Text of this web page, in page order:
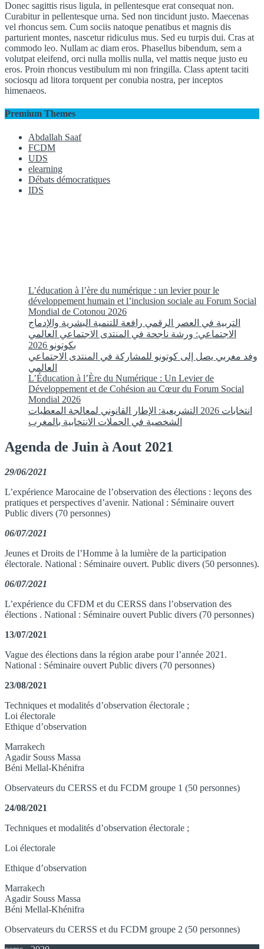
Donec sagittis risus ligula, in pellentesque erat consequat non.
Curabitur in pellentesque urna. Sed non tincidunt justo. Maecenas
vel rhoncus sem. Cum sociis natoque penatibus et magnis dis
parturient montes, nascetur ridiculus mus. Sed eu turpis dui. Cras at
commodo leo. Nullam ac diam eros. Phasellus bibendum, sem a
volutpat eleifend, orci nulla mollis nulla, vel mattis neque justo eu
eros. Proin rhoncus vestibulum mi non fringilla. Class aptent taciti
sociosqu ad litora torquent per conubia nostra, per inceptos
himenaeos.
Premium Themes
Abdallah Saaf
FCDM
UDS
elearning
Débats démocratiques
IDS
L’éducation à l’ère du numérique : un levier pour le
développement humain et l’inclusion sociale au Forum Social
Mondial de Cotonou 2026
التربية في العصر الرقمي رافعة للتنمية البشرية والإدماج
الاجتماعي: ورشة ناجحة في المنتدى الاجتماعي العالمي
بكوتونو 2026
وفد مغربي يصل إلى كوتونو للمشاركة في المنتدى الاجتماعي
العالمي
L’Éducation à l’Ère du Numérique : Un Levier de
Développement et de Cohésion au Cœur du Forum Social
Mondial 2026
انتخابات 2026 التشريعية: الإطار القانوني لمعالجة المعطيات
الشخصية في الحملات الانتخابية بالمغرب
Agenda de Juin à Aout 2021
29/06/2021
L’expérience Marocaine de l’observation des élections : leçons des
pratiques et perspectives d’avenir. National : Séminaire ouvert
Public divers (70 personnes)
06/07/2021
Jeunes et Droits de l’Homme à la lumière de la participation
électorale. National : Séminaire ouvert. Public divers (50 personnes).
06/07/2021
L’expérience du CFDM et du CERSS dans l’observation des
élections . National : Séminaire ouvert Public divers (70 personnes)
13/07/2021
Vague des élections dans la région arabe pour l’année 2021.
National : Séminaire ouvert Public divers (70 personnes)
23/08/2021
Techniques et modalités d’observation électorale ;
Loi électorale
Ethique d’observation
Marrakech
Agadir Souss Massa
Béni Mellal-Khénifra
Observateurs du CERSS et du FCDM groupe 1 (50 personnes)
24/08/2021
Techniques et modalités d’observation électorale ;
Loi électorale
Ethique d’observation
Marrakech
Agadir Souss Massa
Béni Mellal-Khénifra
Observateurs du CERSS et du FCDM groupe 2 (50 personnes)